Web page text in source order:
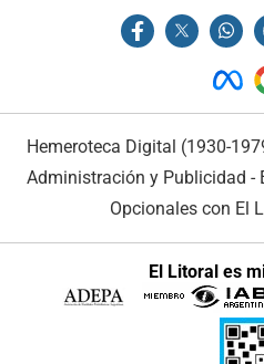
Hemeroteca Digital (1930-
Administración y Publicidad -
Opcionales con El
El Litoral es